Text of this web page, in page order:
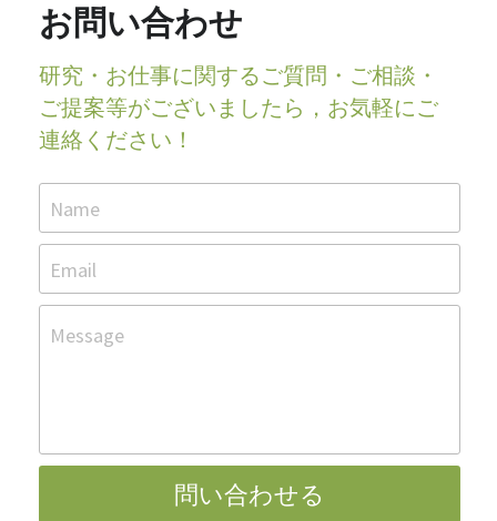
お問い合わせ
研究・お仕事に関するご質問・ご相談・
ご提案等がございましたら，お気軽にご
連絡ください！
Name
Email
Message
問い合わせる